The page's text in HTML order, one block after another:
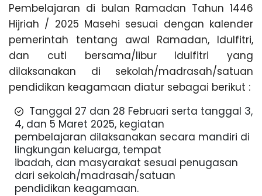
G
Pembelajaran di bulan Ramadan Tahun 1446
Hijriah / 2025 Masehi sesuai dengan kalender
pemerintah tentang awal Ramadan, ldulfitri,
dan cuti bersama/libur ldulfitri yang
dilaksanakan di sekolah/madrasah/satuan
pendidikan keagamaan diatur sebagai berikut :
Tanggal 27 dan 28 Februari serta tanggal 3,
4, dan 5 Maret 2025, kegiatan
pembelajaran dilaksanakan secara mandiri di
lingkungan keluarga, tempat
ibadah, dan masyarakat sesuai penugasan
dari sekolah/madrasah/satuan
pendidikan keagamaan.